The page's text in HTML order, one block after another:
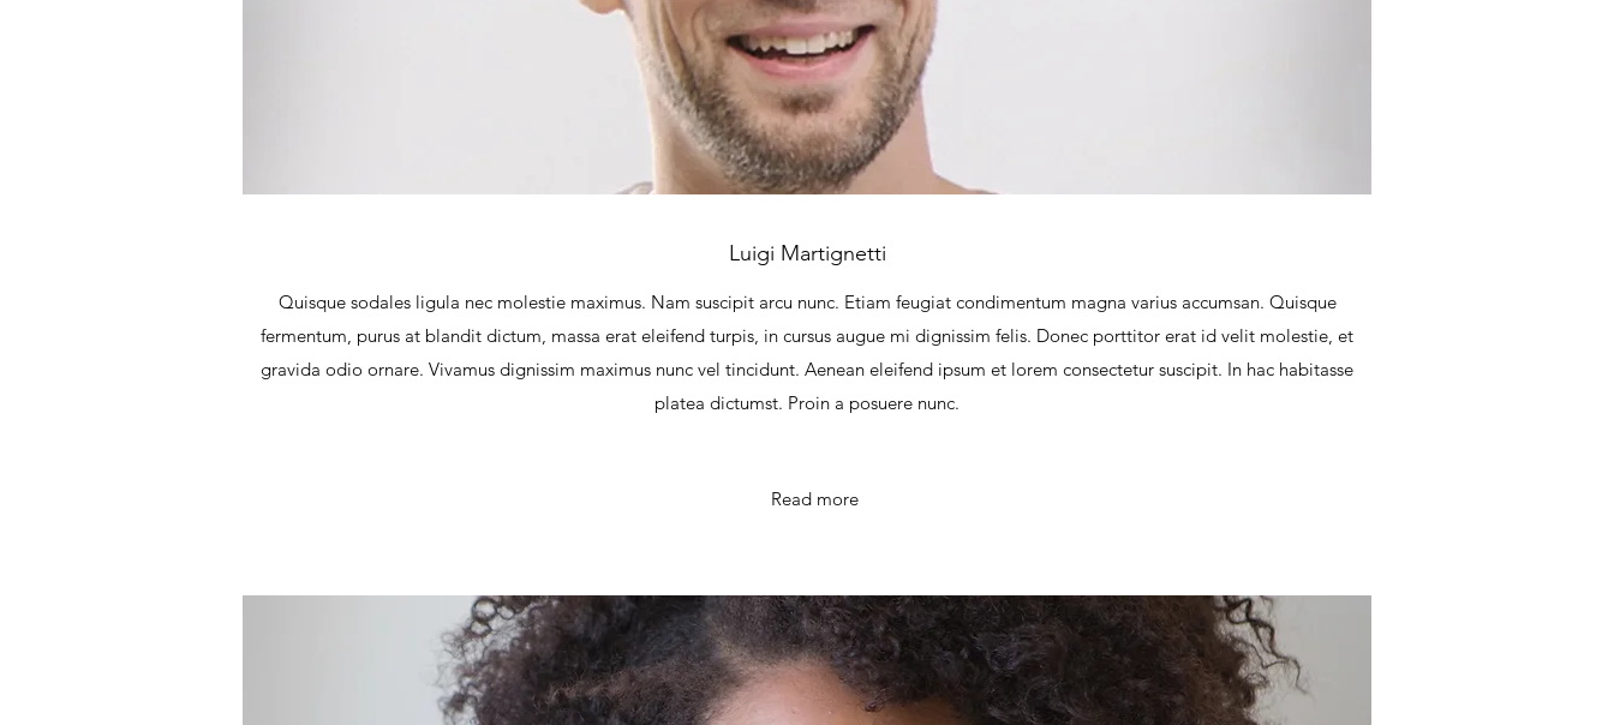
Luigi Martignetti
Quisque sodales ligula nec molestie maximus. Nam suscipit arcu nunc. Etiam feugiat condimentum magna varius accumsan. Quisque
fermentum, purus at blandit dictum, massa erat eleifend turpis, in cursus augue mi dignissim felis. Donec porttitor erat id velit molestie, et
gravida odio ornare. Vivamus dignissim maximus nunc vel tincidunt. Aenean eleifend ipsum et lorem consectetur suscipit. In hac habitasse
platea dictumst. Proin a posuere nunc.
Read more